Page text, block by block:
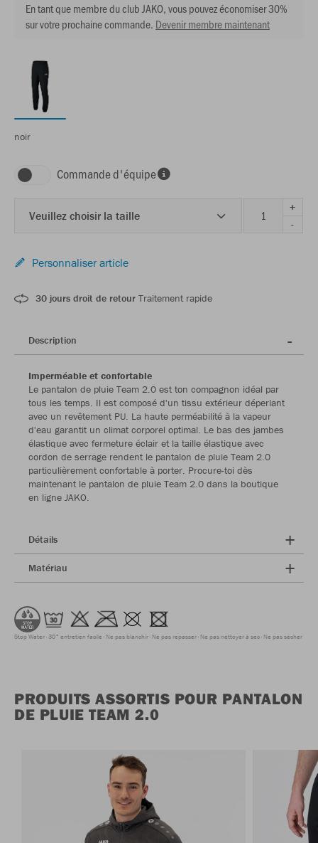
En tant que membre du club JAKO, vous pouvez économiser 30%
sur votre prochaine commande. Devenir membre maintenant
noir
Commande d'équipe
Veuillez choisir la taille
+
-
Personnaliser article
30 jours droit de retour Traitement rapide
Description
Imperméable et confortable
Le pantalon de pluie Team 2.0 est ton compagnon idéal par
tous les temps. Il est composé d'un tissu extérieur déperlant
avec un revêtement PU. La haute perméabilité à la vapeur
d'eau garantit un climat corporel optimal. Le bas des jambes
élastique avec fermeture éclair et la taille élastique avec
cordon de serrage rendent le pantalon de pluie Team 2.0
particulièrement confortable à porter. Procure-toi dès
maintenant le pantalon de pluie Team 2.0 dans la boutique
en ligne JAKO.
Détails
Matériau
Stop Water 30° entretien facile Ne pas blanchir Ne pas repasser Ne pas nettoyer à sec Ne pas sécher
PRODUITS ASSORTIS POUR PANTALON
DE PLUIE TEAM 2.0